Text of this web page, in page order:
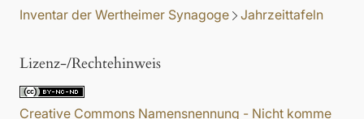
Inventar der Wertheimer Synagoge Jahrzeittafeln
Lizenz-/Rechtehinweis
Creative Commons Namensnennung - Nicht komme